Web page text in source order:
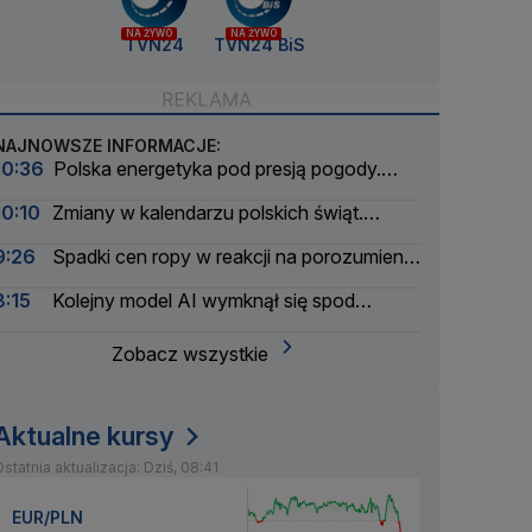
NA ŻYWO
TVN24
NA ŻYWO
TVN24 BiS
INFORMACJE:
Polska energetyka pod presją pogody.
Zmiany w kalendarzu polskich świąt.
Spadki cen ropy w reakcji na porozumienie
Kolejny model AI wymknął się spod
Zobacz wszystkie
kursy
aktualizacja: Dziś, 08:41
EUR/PLN